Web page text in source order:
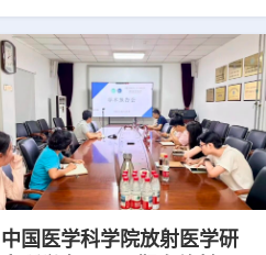
果提示，不同人群之间的筛查可及性
差异正在扩大。研究人员分析了超过
500万名Medicare受益人的理赔数
据。结果显示，DXA使用率从2005
年的每10万名受益人7255次，下降
至2023年的每10万名受益人4690
次。相关研究已发表于
《Osteoporosis International》。下
中国医学科学院放射医学研